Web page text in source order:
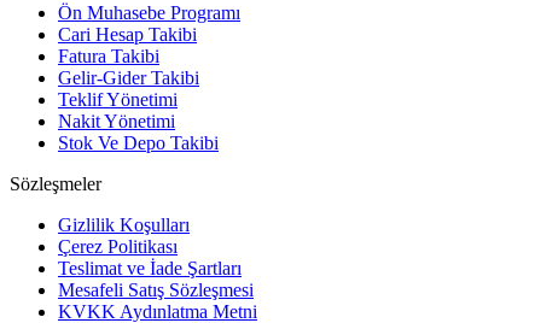
Ön Muhasebe Programı
Cari Hesap Takibi
Fatura Takibi
Gelir-Gider Takibi
Teklif Yönetimi
Nakit Yönetimi
Stok Ve Depo Takibi
Sözleşmeler
Gizlilik Koşulları
Çerez Politikası
Teslimat ve İade Şartları
Mesafeli Satış Sözleşmesi
KVKK Aydınlatma Metni